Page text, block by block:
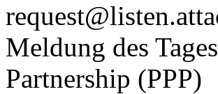
Meldung des
Partnership (PPP)